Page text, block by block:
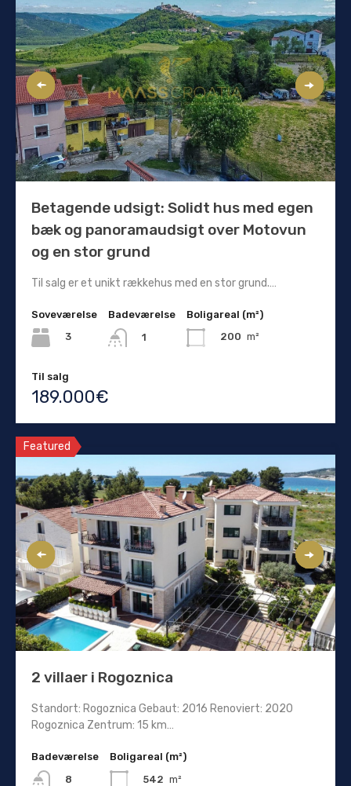
Betagende udsigt: Solidt hus med egen
bæk og panoramaudsigt over Motovun
og en stor grund
Til salg er et unikt rækkehus med en stor grund.…
Soveværelse
3
Badeværelse
1
Boligareal (m²)
200 m²
Til salg
189.000€
Featured
2 villaer i Rogoznica
Standort: Rogoznica Gebaut: 2016 Renoviert: 2020
Rogoznica Zentrum: 15 km…
Badeværelse
8
Boligareal (m²)
542 m²